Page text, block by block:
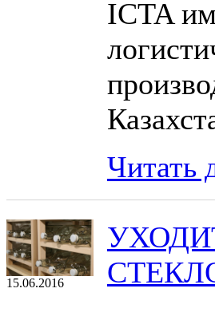
ICTA
Читать
15.06.2016